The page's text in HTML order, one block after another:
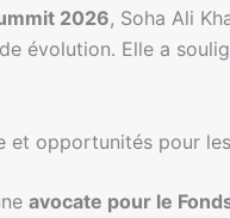
2026, Soha Ali
évolution. Elle a
et opportunités pour
avocate pour le